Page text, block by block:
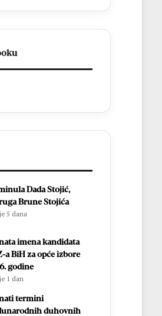
Dada Stojić,
Brune Stojića
5 dana
imena kandidata
a BiH za opće izbore
godine
1 dan
termini
duhovnih